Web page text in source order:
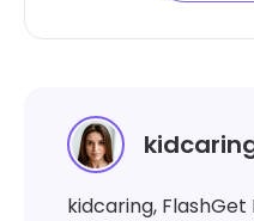
kidcaring, FlashGet